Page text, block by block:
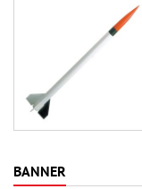
BANNER